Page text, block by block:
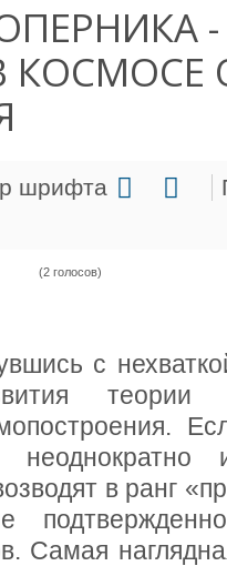
КОСМОСЕ
шрифта
(2 голосов)
с
теории
в ранг
Самая